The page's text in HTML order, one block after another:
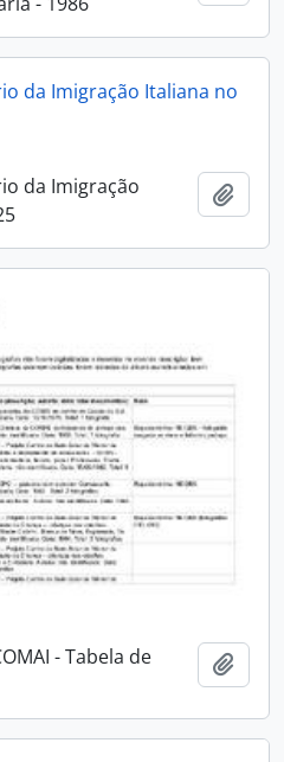
da Imigração Italiana no
da Imigração
- Tabela de